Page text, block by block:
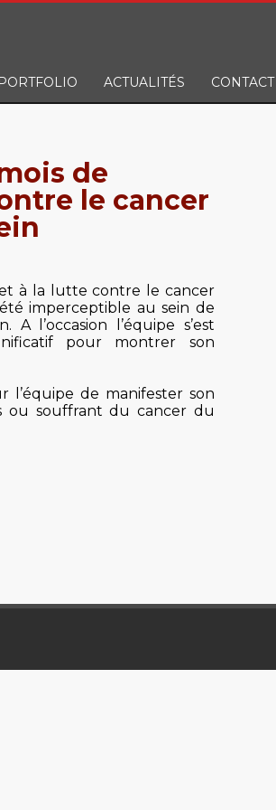
PORTFOLIO ACTUALITÉS CONTACT
de
le cancer
et à la lutte contre le cancer
imperceptible au sein de
A l’occasion l’équipe s’est
pour montrer son
l’équipe de manifester son
ou souffrant du cancer du